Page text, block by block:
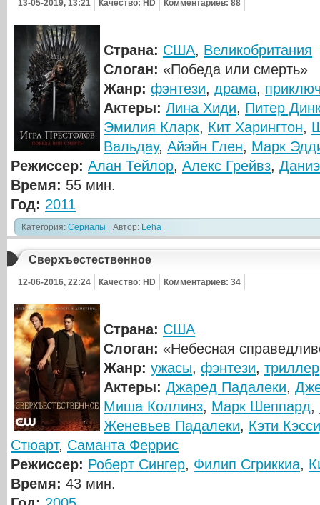
13-05-2019, 13:21 Качество: HD Комментариев: 88
Страна: США, Великобритания
Слоган: «Победа или смерть»
Жанр: фэнтези, драма,
Актеры: Лина Хиди, Питер
Эмилия Кларк, Кит Харингтон,
Вальдау, Айэйн Глен, Марк
Режиссер: Алан Тейлор, Алекс Грейвз,
Время: 55 мин.
Год: 2011
Категория: Сериалы Автор: Leha
Сверхъестественное
12-06-2016, 22:24 Качество: HD Комментариев: 34
Страна: США
Слоган: «Небесная
Жанр: ужасы, фэнтези, триллер
Актеры: Джаред Падалеки,
Миша Коллинз, Марк Шеппард,
Женевьев Падалеки, Кэти
Стюарт, Саманта Феррис
Режиссер: Роберт Сингер, Филип Сгриккиа,
Время: 43 мин.